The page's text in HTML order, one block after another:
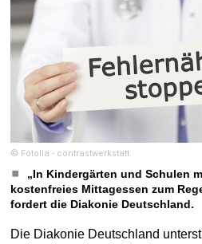
© Fotolia - contrastwerkstatt
„In Kindergärten und Schulen
kostenfreies Mittagessen zum
fordert die Diakonie Deutschland.
Die Diakonie Deutschland